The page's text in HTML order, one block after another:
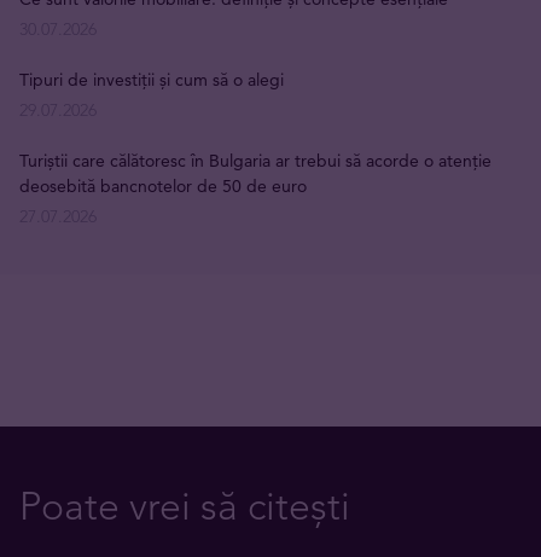
Tipuri de investiții și cum să o alegi
Turiștii care călătoresc în Bulgaria ar trebui să acorde o atenție
deosebită bancnotelor de 50 de euro
Poate vrei să citești